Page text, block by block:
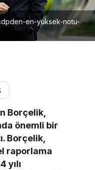
en-yuksek-notu-
Borçelik,
önemli bir
Borçelik,
raporlama
yılı